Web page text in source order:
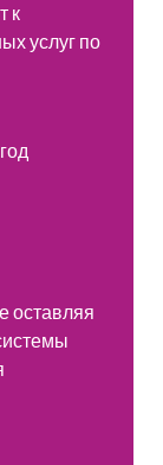
к
услуг по
оставляя